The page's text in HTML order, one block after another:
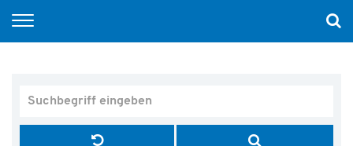
Fachkräfte
Medizinische Weiterbildung
Offene Stellen